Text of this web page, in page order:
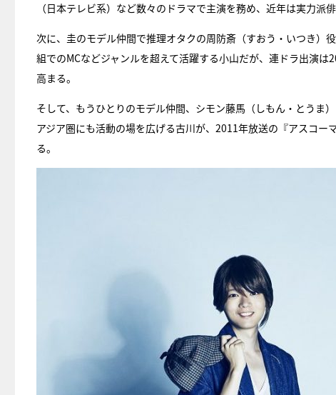
（日本テレビ系）など数々のドラマで主演を務め、近年は実力派
次に、圭のモデル仲間で推理オタクの周防斎（すおう・いつき）
組でのMCなどジャンルを超えて活躍する小山だが、連ドラ出演
高まる。
そして、もうひとりのモデル仲間、シモン藤馬（しもん・とうま
アジア圏にも活動の場を広げる古川が、2011年放送の『アスコ
る。